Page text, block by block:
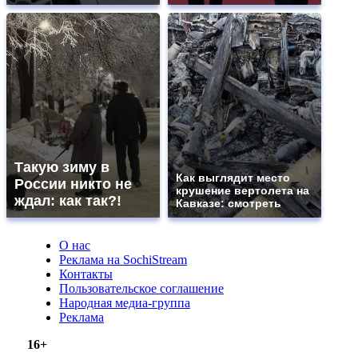
Такую зиму в
России никто не
ждал: как так?!
Как выглядит место
крушение вертолета на
Кавказе: смотреть
О нас
Реклама на SochiStream
Контакты
Пользовательское соглашение
Народная медиа-группа
Реклама
16+